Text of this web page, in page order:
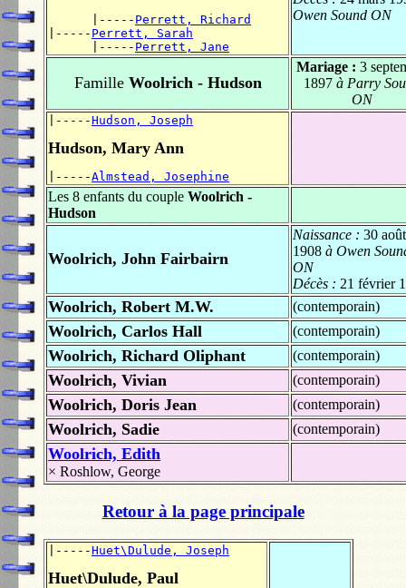
      |-----
Perrett, Richard
|----- Perrett, Sarah
      |-----
Perrett, Jane
Owen Sound ON
FamilleWoolrich - Hudson
Mariage : 3
1897 à Parry
ON
|-----Hudson, Joseph
Hudson, Mary Ann
|-----Almstead, Josephine
Les 8 enfants du couple Woolrich -
Hudson
Woolrich, John Fairbairn
Naissance : 30 août
1908 à Owen
ON
Décès : 21 février
Woolrich, Robert M.W. (contemporain)
Woolrich, Carlos Hall (contemporain)
Woolrich, Richard Oliphant (contemporain)
Woolrich, Vivian (contemporain)
Woolrich, Doris Jean (contemporain)
Woolrich, Sadie (contemporain)
Woolrich, Edith
× Roshlow, George
Retour à la page principale
|-----Huet\Dulude, Joseph
Huet\Dulude, Paul